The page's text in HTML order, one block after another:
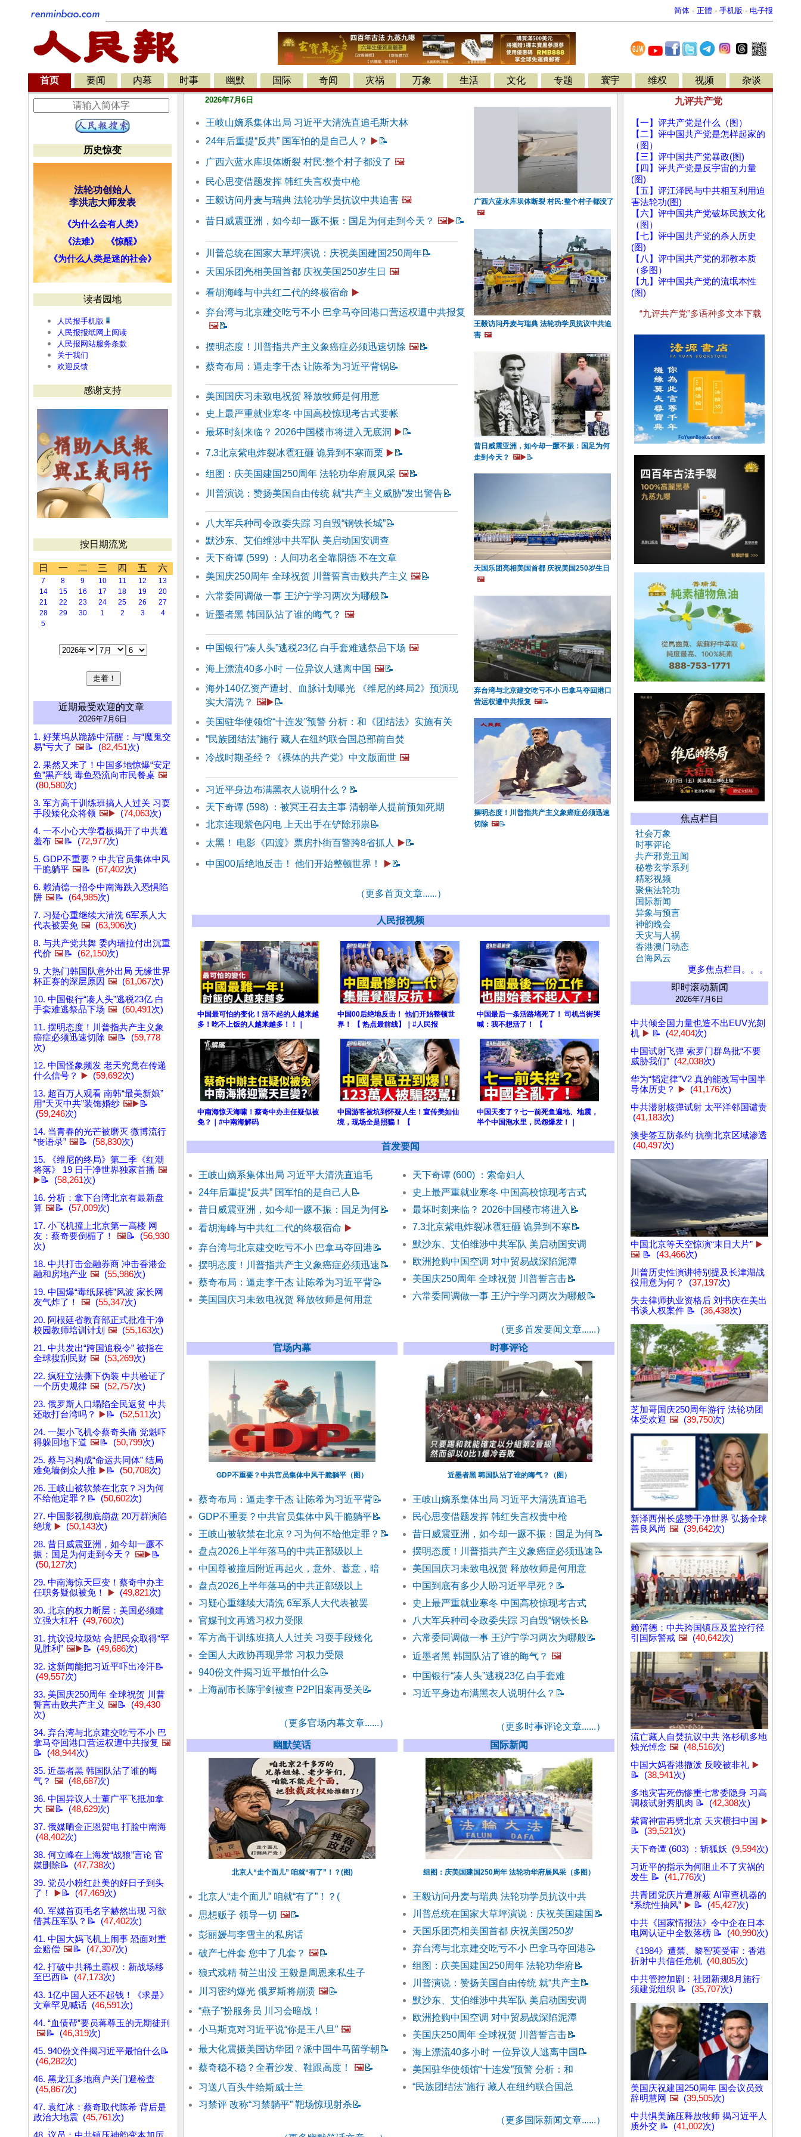
简体 - 正體 - 手机版 - 电子报
首页 要闻 内幕 时事 幽默 国际 奇闻 灾祸 万象 生活 文化 专题 寰宇 维权 视频 杂谈
历史惊变
法轮功创始人
李洪志大师发表
《为什么会有人类》
《法难》
《惊醒》
《为什么人类是迷的社会》
读者园地
人民报手机版
人民报报纸网上阅读
人民报网站服务条款
关于我们
欢迎反馈
感谢支持
按日期流览
日 一 二 三 四 五 六
7 8 9 10 11 12
13
14
15 16 17 18 19
20
21
22 23 24 25 26
27
28
29 30 1 2 3
4
5
近期最受欢迎的文章
2026年7月6日
1. 好莱坞从跪舔中清醒：与“魔鬼交
易”亏大了 🖼️📝 (82,451次)
2. 果然又来了！中国多地惊爆“安定
鱼”黑产线 毒鱼恐流向市民餐桌 🖼️
(80,580次)
3. 军方高干训练班搞人人过关 习耍
手段矮化众将领 🖼️▶️ (74,063次)
4. 一不小心大学看板揭开了中共遮
羞布 🖼️📝 (72,977次)
5. GDP不重要？中共官员集体中风
干脆躺平 🖼️📝 (67,402次)
6. 赖清德一招令中南海跌入恐惧陷
阱 🖼️📝 (64,985次)
7. 习疑心重继续大清洗 6军系人大
代表被罢免 🖼️ (63,906次)
8. 与共产党共舞 委内瑞拉付出沉重
代价 🖼️📝 (62,150次)
9. 大热门韩国队意外出局 无缘世界
杯正赛的深层原因 🖼️ (61,067次)
10. 中国银行“凑人头”逃税23亿 白
手套难逃祭品下场 🖼️ (60,491次)
11. 摆明态度！川普指共产主义象
癌症必须迅速切除 🖼️📝 (59,778
次)
12. 中国怪象频发 老天究竟在传递
什么信号？
▶️ (59,692次)
13. 超百万人观看 南韩“最美新娘”
用“天灭中共”装饰婚纱 🖼️▶️📝
(59,246次)
14. 当青春的光芒被磨灭 微博流行
“丧语录” 🖼️📝 (58,830次)
15. 《维尼的终局》第二季《红潮
将落》 19 日干净世界独家首播 🖼️
▶️📝 (58,261次)
16. 分析：拿下台湾北京有最新盘
算 🖼️📝 (57,009次)
17. 小飞机撞上北京第一高楼 网
友：蔡奇要倒楣了！
🖼️📝 (56,930
次)
18. 中共打击金融券商 冲击香港金
融和房地产业 🖼️ (55,986次)
19. 中国爆“毒纸尿裤”风波 家长网
友气炸了！
🖼️ (55,347次)
20. 阿根廷省教育部正式批准干净
校园教师培训计划 🖼️ (55,163次)
21. 中共发出“跨国追税令” 被指在
全球搜刮民财 🖼️ (53,269次)
22. 疯狂立法撕下伪装 中共验证了
一个历史规律 🖼️ (52,757次)
23. 俄罗斯人口塌陷全民返贫 中共
还敢打台湾吗？
▶️📝 (52,511次)
24. 一架小飞机令蔡奇头痛 党魁吓
得躲回地下道 🖼️📝 (50,799次)
25. 蔡与习构成“命运共同体” 结局
难免墙倒众人推 ▶️📝 (50,708次)
26. 王岐山被软禁在北京？习为何
不给他定罪？📝 (50,602次)
27. 中国影视彻底崩盘 20万群演陷
绝境 ▶️ (50,143次)
28. 昔日威震亚洲，如今却一蹶不
振：国足为何走到今天？ 🖼️▶️📝
(50,127次)
29. 中南海惊天巨变！蔡奇中办主
任职务疑似被免！
▶️ (49,821次)
30. 北京的权力断层：美国必须建
立强大杠杆 (49,760次)
31. 抗议设垃圾站 合肥民众取得“罕
见胜利” 🖼️▶️📝 (49,686次)
32. 这新闻能把习近平吓出冷汗📝
(49,557次)
33. 美国庆250周年 全球祝贺 川普
誓言击败共产主义 🖼️📝 (49,430
次)
34. 弃台湾与北京建交吃亏不小 巴
拿马夺回港口营运权遭中共报复 🖼️
📝 (48,944次)
35. 近墨者黑 韩国队沾了谁的晦
气？ 🖼️ (48,687次)
36. 中国异议人士董广平飞抵加拿
大 🖼️📝 (48,629次)
37. 俄媒晒金正恩贺电 打脸中南海
(48,402次)
38. 何立峰在上海发“战狼”言论 官
媒删除📝 (47,738次)
39. 党员小粉红赴美的好日子到头
了！
▶️📝 (47,469次)
40. 军媒首页毛名字赫然出现 习欲
借其压军队？📝 (47,402次)
41. 中国大妈飞机上闹事 恐面对重
金赔偿 🖼️📝 (47,307次)
42. 打破中共稀土霸权：新战场移
至巴西📝 (47,173次)
43. 1亿中国人还不起钱！《求是》
文章罕见喊话 (46,591次)
44. “血债帮”要员蒋尊玉的无期徒刑
🖼️📝 (46,319次)
45. 940份文件揭习近平最怕什么📝
(46,282次)
46. 黑龙江多地商户关门避检查
(45,867次)
47. 袁红冰：蔡奇取代陈希 背后是
政治大地震 (45,761次)
2026年7月6日
王岐山嫡系集体出局 习近平大清洗直追毛斯大林
24年后重提“反共” 国军怕的是自己人？ ▶️ 📝
广西六蓝水库坝体断裂 村民:整个村子都没了 🖼️
民心思变借题发挥 韩红失言权贵中枪
王毅访问丹麦与瑞典 法轮功学员抗议中共迫害 🖼️
昔日威震亚洲，如今却一蹶不振：国足为何走到今天？ 🖼️▶️ 📝
川普总统在国家大草坪演说：庆祝美国建国250周年📝
天国乐团亮相美国首都 庆祝美国250岁生日 🖼️
看胡海峰与中共红二代的终极宿命 ▶️
弃台湾与北京建交吃亏不小 巴拿马夺回港口营运权遭中共报复
🖼️📝
摆明态度！川普指共产主义象癌症必须迅速切除 🖼️📝
蔡奇布局：逼走李干杰 让陈希为习近平背锅📝
美国国庆习未致电祝贺 释放牧师是何用意
史上最严重就业寒冬 中国高校惊现考古式要帐
最坏时刻来临？ 2026中国楼市将进入无底洞 ▶️ 📝
7.3北京紫电炸裂冰雹狂砸 诡异到不寒而栗 ▶️ 📝
组图：庆美国建国250周年 法轮功华府展风采 🖼️📝
川普演说：赞扬美国自由传统 就“共产主义威胁”发出警告📝
八大军兵种司令政委失踪 习自毁“钢铁长城”📝
默沙东、艾伯维涉中共军队 美启动国安调查
天下奇谭 (599) ：人间功名全靠阴德 不在文章
美国庆250周年 全球祝贺 川普誓言击败共产主义 🖼️📝
六常委同调做一事 王沪宁学习两次为哪般📝
近墨者黑 韩国队沾了谁的晦气？ 🖼️
中国银行“凑人头”逃税23亿 白手套难逃祭品下场 🖼️
海上漂流40多小时 一位异议人逃离中国 🖼️📝
海外140亿资产遭封、血脉计划曝光 《维尼的终局2》预演现
实大清洗？ 🖼️▶️ 📝
美国驻华使领馆“十连发”预警 分析：和《团结法》实施有关
“民族团结法”施行 藏人在纽约联合国总部前自焚
冷战时期圣经？《裸体的共产党》中文版面世 🖼️
习近平身边布满黑衣人说明什么？ 📝
天下奇谭 (598) ：被冥王召去主事 清朝举人提前预知死期
北京连现紫色闪电 上天出手在铲除邪祟📝
太黑！ 电影《四渡》票房扑街百警跨8省抓人 ▶️ 📝
中国00后绝地反击！ 他们开始整顿世界！ ▶️ 📝
（更多首页文章......）
广西六蓝水库坝体断裂 村民:整个村子都没了
🖼️
王毅访问丹麦与瑞典 法轮功学员抗议中共迫
害 🖼️
昔日威震亚洲，如今却一蹶不振：国足为何
走到今天？ 🖼️▶️📝
天国乐团亮相美国首都 庆祝美国250岁生日
🖼️
弃台湾与北京建交吃亏不小 巴拿马夺回港口
营运权遭中共报复 🖼️📝
摆明态度！川普指共产主义象癌症必须迅速
切除 🖼️📝
人民报视频
中国最可怕的变化！活不起的人越来越
多！吃不上饭的人越来越多！！｜
中国00后绝地反击！ 他们开始整顿世
界！ 【 热点最前线】｜#人民报
中国最后一条活路堵死了！ 司机当街哭
喊：我不想活了！ 【
中南海惊天海啸！蔡奇中办主任疑似被
免？｜#中南海解码
中国游客被坑到怀疑人生！宣传美如仙
境，现场全是照骗！ 【
中国天变了？七一前死鱼遍地、地震，
半个中国泡水里，民怨爆发！｜
首发要闻
王岐山嫡系集体出局 习近平大清洗直追毛
24年后重提“反共” 国军怕的是自己人 📝
昔日威震亚洲，如今却一蹶不振：国足为何📝
看胡海峰与中共红二代的终极宿命 ▶️
弃台湾与北京建交吃亏不小 巴拿马夺回港 📝
摆明态度！川普指共产主义象癌症必须迅速 📝
蔡奇布局：逼走李干杰 让陈希为习近平背📝
美国国庆习未致电祝贺 释放牧师是何用意
天下奇谭 (600) ：索命妇人
史上最严重就业寒冬 中国高校惊现考古式
最坏时刻来临？ 2026中国楼市将进入 📝
7.3北京紫电炸裂冰雹狂砸 诡异到不寒 📝
默沙东、艾伯维涉中共军队 美启动国安调
欧洲抢购中国空调 对中贸易战深陷泥潭
美国庆250周年 全球祝贺 川普誓言击📝
六常委同调做一事 王沪宁学习两次为哪般📝
（更多首发要闻文章......）
官场内幕
GDP不重要？中共官员集体中风干脆躺平（图）
蔡奇布局：逼走李干杰 让陈希为习近平背📝
GDP不重要？中共官员集体中风干脆躺平📝
王岐山被软禁在北京？习为何不给他定罪？ 📝
盘点2026上半年落马的中共正部级以上
中国尊被撞后附近再起火，意外、蓄意，暗
盘点2026上半年落马的中共正部级以上
习疑心重继续大清洗 6军系人大代表被罢
官媒刊文再透习权力受限
军方高干训练班搞人人过关 习耍手段矮化
全国人大政协再现异常 习权力受限
940份文件揭习近平最怕什么 📝
上海副市长陈宇剑被查 P2P旧案再受关 📝
（更多官场内幕文章......）
时事评论
近墨者黑 韩国队沾了谁的晦气？（图）
王岐山嫡系集体出局 习近平大清洗直追毛
民心思变借题发挥 韩红失言权贵中枪
昔日威震亚洲，如今却一蹶不振：国足为何📝
摆明态度！川普指共产主义象癌症必须迅速 📝
美国国庆习未致电祝贺 释放牧师是何用意
中国到底有多少人盼习近平早死？ 📝
史上最严重就业寒冬 中国高校惊现考古式
八大军兵种司令政委失踪 习自毁“钢铁长 📝
六常委同调做一事 王沪宁学习两次为哪般📝
近墨者黑 韩国队沾了谁的晦气？ 🖼️
中国银行“凑人头”逃税23亿 白手套难
习近平身边布满黑衣人说明什么？ 📝
（更多时事评论文章......）
幽默笑话
北京人“走个面儿” 咱就“有了”！？(图)
北京人“走个面儿” 咱就“有了”！？(
思想贩子 领导一切 🖼️📝
彭丽媛与李雪主的私房话
破产七件套 您中了几套？ 🖼️📝
狼式戏精 荷兰出没 王毅是周恩来私生子
川习密约爆光 俄罗斯将崩溃 🖼️📝
“燕子”扮服务员 川习会暗战！
小马斯克对习近平说“你是王八旦” 🖼️
最大化震摄美国访华团？派中国牛马留学朝 📝
蔡奇稳不稳？全看沙发、鞋跟高度！
🖼️📝
习送八百头牛给斯威士兰
习禁评 改称“习禁躺平” 靶场惊现射杀📝
国际新闻
组图：庆美国建国250周年 法轮功华府展风采（多图）
王毅访问丹麦与瑞典 法轮功学员抗议中共
川普总统在国家大草坪演说：庆祝美国建国 📝
天国乐团亮相美国首都 庆祝美国250岁
弃台湾与北京建交吃亏不小 巴拿马夺回港 📝
组图：庆美国建国250周年 法轮功华府📝
川普演说：赞扬美国自由传统 就“共产主 📝
默沙东、艾伯维涉中共军队 美启动国安调
欧洲抢购中国空调 对中贸易战深陷泥潭
美国庆250周年 全球祝贺 川普誓言击📝
海上漂流40多小时 一位异议人逃离中国 📝
美国驻华使领馆“十连发”预警 分析：和
“民族团结法”施行 藏人在纽约联合国总
（更多国际新闻文章......）
九评共产党
【一】评共产党是什么（图）
【二】评中国共产党是怎样起家的
（图）
【三】评中国共产党暴政(图)
【四】评共产党是反宇宙的力量
(图)
【五】评江泽民与中共相互利用迫
害法轮功(图)
【六】评中国共产党破坏民族文化
（图）
【七】评中国共产党的杀人历史
(图)
【八】评中国共产党的邪教本质
（多图）
【九】评中国共产党的流氓本性
(图)
“九评共产党”多语种多文本下载
焦点栏目
社会万象
时事评论
共产邪党丑闻
秘卷玄学系列
精彩视频
聚焦法轮功
国际新闻
异象与预言
神韵晚会
天灾与人祸
香港澳门动态
台海风云
更多焦点栏目。。。
即时滚动新闻
2026年7月6日
中共倾全国力量也造不出EUV光刻
机 ▶️ 📝 (42,404次)
中国试射飞弹 索罗门群岛批“不要
威胁我们” (42,038次)
华为“韬定律”V2 真的能改写中国半
导体历史？
▶️ (41,176次)
中共潜射核弹试射 太平洋邻国谴责
(41,183次)
澳斐签互防条约 抗衡北京区域渗透
(40,497次)
中国北京等天空惊演“末日大片” ▶️
🖼️ 📝 (43,466次)
川普历史性演讲特别提及长津湖战
役用意为何？ (37,197次)
失去律师执业资格后 刘书庆在美出
书谈人权案件 📝 (36,438次)
芝加哥国庆250周年游行 法轮功团
体受欢迎 🖼️ (39,750次)
新泽西州长盛赞干净世界 弘扬全球
善良风尚 🖼️ (39,642次)
赖清德：中共跨国镇压及监控行径
引国际警戒 🖼️ (40,642次)
流亡藏人自焚抗议中共 洛杉矶多地
烛光悼念 🖼️ (48,516次)
中国大妈香港撒泼 反咬被非礼 ▶️
📝 (38,941次)
多地灾害死伤惨重七常委隐身 习高
调核试射秀肌肉 📝 (42,308次)
紫霄神雷再劈北京 天灾横扫中国 ▶️
📝 (39,521次)
天下奇谭 (603) ：斩狐妖 (9,594次)
习近平的指示为何阻止不了灾祸的
发生 📝 (41,776次)
共青团党庆片遭屏蔽 AI审查机器的
“系统性抽风” ▶️ 📝 (45,427次)
中共《国家情报法》令中企在日本
电网认证中全数落榜 📝 (40,990次)
《1984》遭禁、黎智英受审：香港
折射中共信任危机 (40,805次)
中共管控加剧：社团新规8月施行
须建党组织 📝 (35,707次)
美国庆祝建国250周年 国会议员致
辞明慧网 🖼️ (39,505次)
中共惧美施压释放牧师 揭习近平人
质外交 📝 (41,002次)